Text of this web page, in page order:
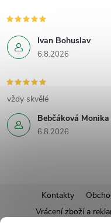
Ivan Bohuslav
6.8.2026
Bebčáková Monika
6.8.2026
vždy skvělé
Kontakty
Vrácení zboží a